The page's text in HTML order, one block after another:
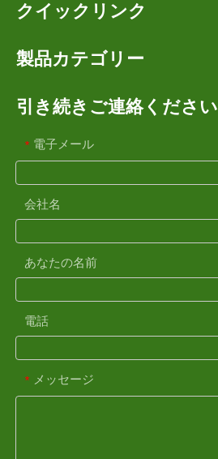
クイックリンク
製品カテゴリー
引き続きご連絡ください
* 電子メール
会社名
あなたの名前
電話
* メッセージ